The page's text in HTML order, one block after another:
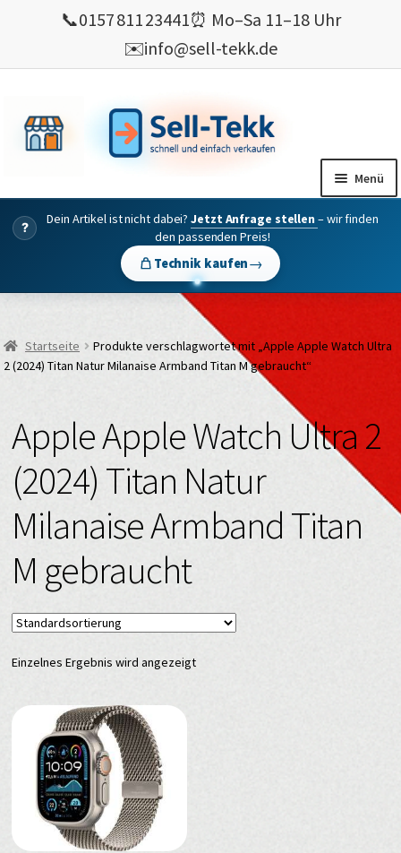
📞0157 811 23441⏰ Mo–Sa 11–18 Uhr
✉️info@sell-tekk.de
springen
springen
Menü
Mein Konto
verkaufen
Gebrauchte Elektronik verkaufen
💰 Bonusprogramm
?
Dein Artikel ist nicht dabei?Jetzt Anfrage stellen – wir finden
den passenden Preis!
Technik kaufen→
Startseite
Produkte verschlagwortet mit „Apple Apple Watch Ultra
2 (2024) Titan Natur Milanaise Armband Titan M gebraucht“
Apple Apple Watch Ultra 2
(2024) Titan Natur
Milanaise Armband Titan
M gebraucht
Einzelnes Ergebnis wird angezeigt